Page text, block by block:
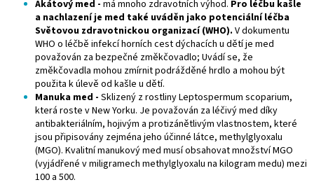
Akátový med - má mnoho zdravotních výhod. Pro léčbu kašle
a nachlazení je med také uváděn jako potenciální léčba
Světovou zdravotnickou organizací (WHO). V dokumentu
WHO o léčbě infekcí horních cest dýchacích u dětí je med
považován za bezpečné změkčovadlo; Uvádí se, že
změkčovadla mohou zmírnit podrážděné hrdlo a mohou být
použita k úlevě od kašle u dětí.
Manuka med - Sklizený z rostliny Leptospermum scoparium,
která roste v New Yorku. Je považován za léčivý med díky
antibakteriálním, hojivým a protizánětlivým vlastnostem, které
jsou připisovány zejména jeho účinné látce, methylglyoxalu
(MGO). Kvalitní manukový med musí obsahovat množství MGO
(vyjádřené v miligramech methylglyoxalu na kilogram medu) mezi
100 a 500.